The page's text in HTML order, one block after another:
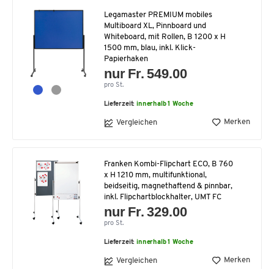
Legamaster PREMIUM mobiles
Multiboard XL, Pinnboard und
Whiteboard, mit Rollen, B 1200 x H
1500 mm, blau, inkl. Klick-
Papierhaken
nur Fr. 549.00
pro St.
Lieferzeit:innerhalb 1 Woche
Vergleichen Merken
Franken Kombi-Flipchart ECO, B 760
x H 1210 mm, multifunktional,
beidseitig, magnethaftend & pinnbar,
inkl. Flipchartblockhalter, UMT FC
nur Fr. 329.00
pro St.
Lieferzeit:innerhalb 1 Woche
Vergleichen Merken